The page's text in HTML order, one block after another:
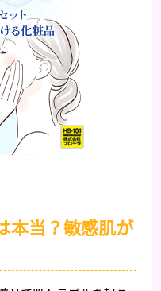
本当？敏感肌が